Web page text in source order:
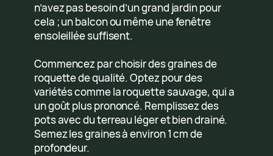
n’avez pas besoin d’un grand jardin pour
cela ; un balcon ou même une fenêtre
ensoleillée suffisent.
Commencez par choisir des graines de
roquette de qualité. Optez pour des
variétés comme la roquette sauvage, qui a
un goût plus prononcé. Remplissez des
pots avec du terreau léger et bien drainé.
Semez les graines à environ 1 cm de
profondeur.